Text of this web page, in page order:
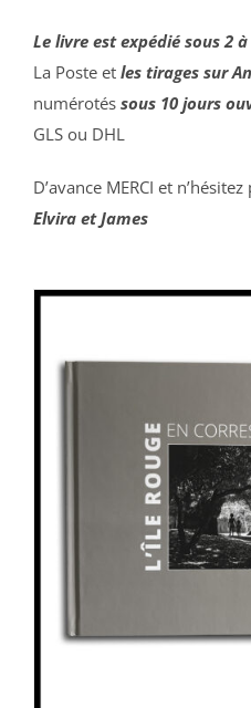
Le livre est expédié sous 2
La Poste et les tirages sur
numérotés sous 10 jours
GLS ou DHL
D’avance MERCI et
Elvira et James